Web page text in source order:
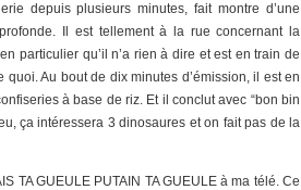
depuis plusieurs minutes, fait montre d’une
Il est tellement à la rue concernant la
particulier qu’il n’a rien à dire et est en train de
quoi. Au bout de dix minutes d’émission, il est en
à base de riz. Et il conclut avec “bon bin
ça intéressera 3 dinosaures et on fait pas de la
TA GUEULE PUTAIN TA GUEULE à ma télé. Ce